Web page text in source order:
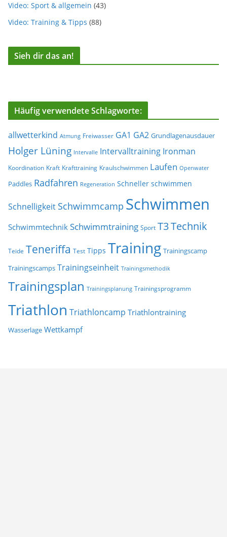
Video: Sport & allgemein (43)
Video: Training & Tipps (88)
Sieh dir das an!
Häufig verwendete Schlagworte:
allwetterkind Atmung Freiwasser GA1 GA2 Grundlagenausdauer
Holger Lüning Intervalle Intervalltraining Ironman
Koordination Kraft Krafttraining Kraulschwimmen Laufen Openwater
Paddles Radfahren Regeneration Schneller schwimmen
Schnelligkeit Schwimmcamp Schwimmen
Schwimmtechnik Schwimmtraining Sport T3Technik
Teide Teneriffa Test Tipps Training Trainingscamp
Trainingscamps Trainingseinheit Trainingsmethodik
Trainingsplan Trainingsplanung Trainingsprogramm
Triathlon Triathloncamp Triathlontraining
Wasserlage Wettkampf